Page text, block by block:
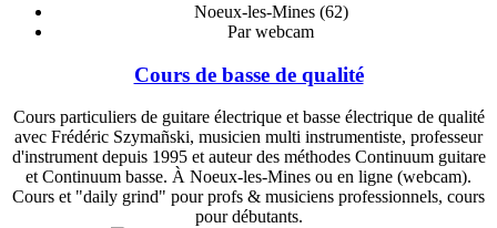
Noeux-les-Mines (62)
Par webcam
Cours de basse de qualité
Cours particuliers de guitare électrique et basse électrique de qualité
avec Frédéric Szymañski, musicien multi instrumentiste, professeur
d'instrument depuis 1995 et auteur des méthodes Continuum guitare
et Continuum basse. À Noeux-les-Mines ou en ligne (webcam).
Cours et "daily grind" pour profs & musiciens professionnels, cours
pour débutants.